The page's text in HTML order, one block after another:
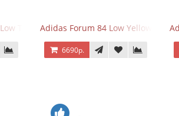
Triple MintAdidas Forum 84 Low Yellow
6690р.